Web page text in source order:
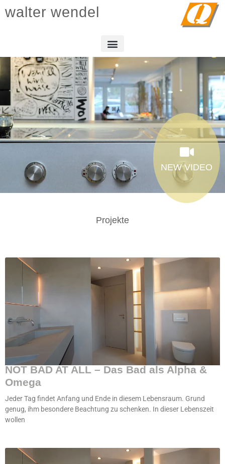
walter wendel
NEW VIDEO
Projekte
NOT BAD AT ALL – Das Bad als Alpha &
Omega
Jeder Tag findet Anfang und Ende in diesem Lebensraum. Grund
genug, ihm besondere Beachtung zu schenken. In dieser Lebenszeit
wollen